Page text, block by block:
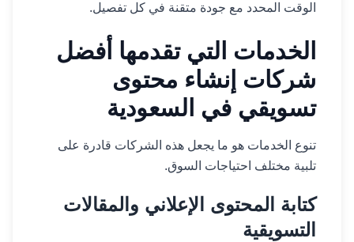
الوقت المحدد مع جودة متقنة في كل تفصيل.
الخدمات التي تقدمها أفضل
شركات إنشاء محتوى
تسويقي في السعودية
تنوع الخدمات هو ما يجعل هذه الشركات قادرة على
تلبية مختلف احتياجات السوق.
كتابة المحتوى الإعلاني والمقالات
التسويقية